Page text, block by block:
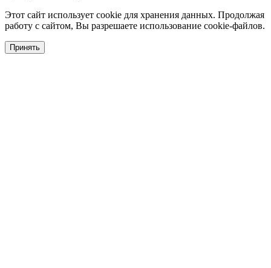
Этот сайт использует cookie для хранения данных. Продолжая
работу с сайтом, Вы разрешаете использование cookie-файлов.
Принять